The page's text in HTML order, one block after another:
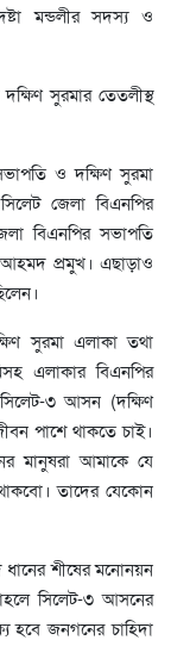
মন্ডলীর সদস্য ও
সুরমার তেতলীস্থ
ও দক্ষিণ সুরমা
জেলা বিএনপির
বিএনপির সভাপতি
প্রমুখ। এছাড়াও
সুরমা এলাকা তথা
এলাকার বিএনপির
৩ আসন (দক্ষিণ
পাশে থাকতে চাই।
মানুষরা আমাকে যে
তাদের যেকোন
শীষের মনোনয়ন
সিলেট-৩ আসনের
হবে জনগনের চাহিদা